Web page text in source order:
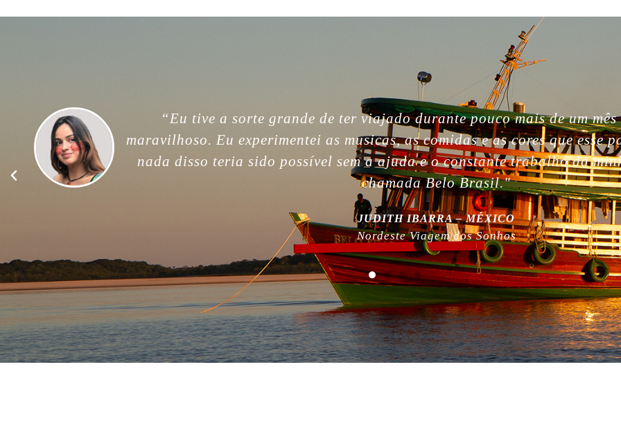
“For me, this trip was unforgettable. So beautiful people, nature, without
memories. Thank you so much, the best week of my life. So much love for
good work! Plus, thanks for being plastic free!”
MILLA NURMI | FINLÂNDIA
Expedição Amazônia